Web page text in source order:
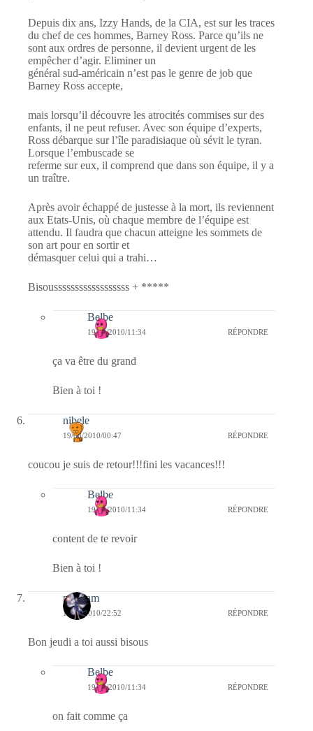
Depuis dix ans, Izzy Hands, de la CIA, est sur les traces
du chef de ces hommes, Barney Ross. Parce qu’ils ne
sont aux ordres de personne, il devient urgent de les
empêcher d’agir. Eliminer un
général sud-américain n’est pas le genre de job que
Barney Ross accepte,
mais lorsqu’il découvre les atrocités commises sur des
enfants, il ne peut refuser. Avec son équipe d’experts,
Ross débarque sur l’île paradisiaque où sévit le tyran.
Lorsque l’embuscade se
referme sur eux, il comprend que dans son équipe, il y a
un traître.
Après avoir échappé de justesse à la mort, ils reviennent
aux Etats-Unis, où chaque membre de l’équipe est
attendu. Il faudra que chacun atteigne les sommets de
son art pour en sortir et
démasquer celui qui a trahi…
Bisoussssssssssssssssss + *****
Belbe
19/08/2010/11:34 RÉPONDRE
ça va être du grand
Bien à toi !
nibele
19/08/2010/00:47 RÉPONDRE
coucou je suis de retour!!!fini les vacances!!!
Belbe
19/08/2010/11:34 RÉPONDRE
content de te revoir
Bien à toi !
magsam
18/08/2010/22:52 RÉPONDRE
Bon jeudi a toi aussi bisous
Belbe
19/08/2010/11:34 RÉPONDRE
on fait comme ça